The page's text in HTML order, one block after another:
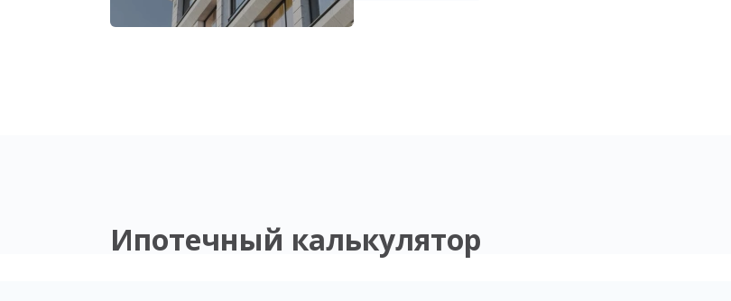
Ипотечный калькулятор